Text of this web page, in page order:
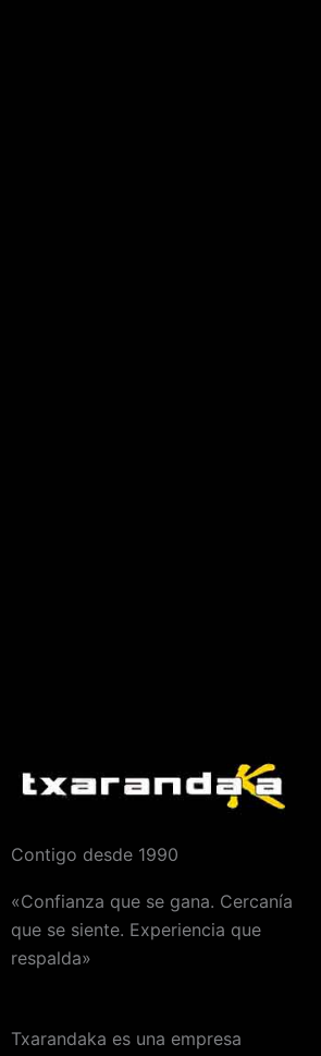
Contigo desde 1990
«Confianza que se gana. Cercanía
que se siente. Experiencia que
respalda»
Txarandaka es una empresa